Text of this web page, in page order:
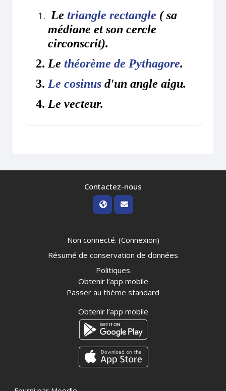
Letriangle rectangle ( sa
médiane et son cercle
circonscrit).
Le théorème de Pythagore.
Le cosinus d'un angle aigu.
Le vecteur.
Contactez-nous
Non connecté. (Connexion)
Résumé de conservation de données
Politiques
Obtenir l’app mobile
Passer au thème standard
Obtenir l’app mobile